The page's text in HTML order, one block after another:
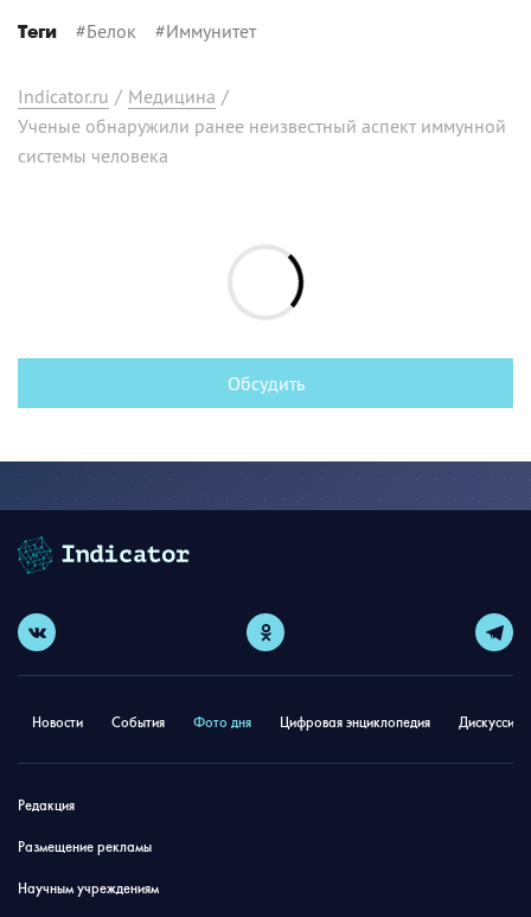
Теги #Белок #Иммунитет
Indicator.ru / Медицина /
Ученые обнаружили ранее неизвестный аспект иммунной
системы человека
Обсудить
Новости События Фото дня Цифровая энциклопедия
Редакция
Размещение рекламы
Научным учреждениям